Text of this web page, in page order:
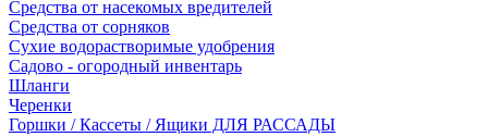
Средства от насекомых вредителей
Средства от сорняков
Сухие водорастворимые удобрения
Садово - огородный инвентарь
Шланги
Черенки
Горшки / Кассеты / Ящики ДЛЯ РАССАДЫ